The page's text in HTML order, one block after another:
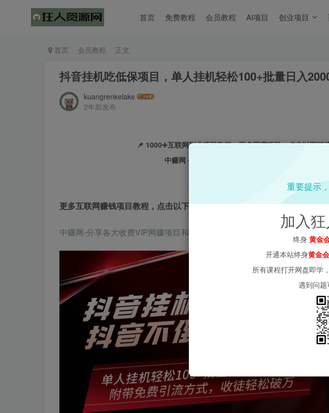
首页 免费教程 会员教程 AI项目 创业项目
首页 会员教程 正文
抖音挂机吃低保项目，单人挂机轻松100+批量日入
kuangrenkelake
2年前发布
📌 1000➕互联网副业项目教程，更多网赚项目，点击以下链
中赚网 - 分享各大收费VIP网赚项目和创业教程 - 狂人
更多互联网赚钱项目教程，点击以下链接进入本站首页：
中赚网-分享各大收费VIP网赚项目和创业教程-狂人资源网 (kr-ai-tool.com)
重要提示
加入
终身 黄金
开通本站终身黄金
所有课程打开网盘即学
遇到问